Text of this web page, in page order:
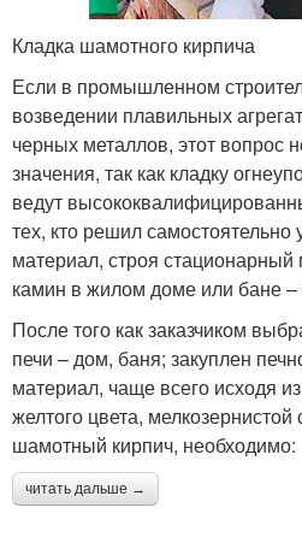
Кладка шамотного кирпича
Если в промышленном
возведении плавильных
черных металлов, этот вопрос
значения, так как кладку
ведут
тех, кто решил
материал, строя стационарный
камин в жилом доме или бане –
После того как заказчиком
печи – дом, баня; закуплен
материал, чаще всего исходя
желтого цвета, мелкозернистой
шамотный кирпич, необходимо:
читать дальше →